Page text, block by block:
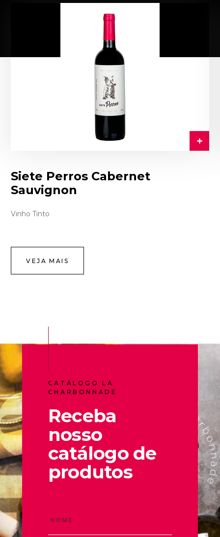
Siete Perros Cabernet
Sauvignon
Vinho Tinto
VEJA MAIS
CATÁLOGO LA
CHARBONNADE
Receba
nosso
catálogo de
produtos